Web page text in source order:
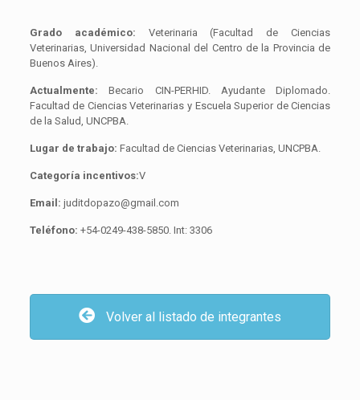
Grado académico: Veterinaria (Facultad de Ciencias
Veterinarias, Universidad Nacional del Centro de la Provincia de
Buenos Aires).
Actualmente:Becario CIN-PERHID. Ayudante Diplomado.
Facultad de Ciencias Veterinarias y Escuela Superior de Ciencias
de la Salud, UNCPBA.
Lugar de trabajo: Facultad de Ciencias Veterinarias, UNCPBA.
Categoría incentivos:V
Email: juditdopazo@gmail.com
Teléfono: +54-0249-438-5850. Int: 3306
Volver al listado de integrantes